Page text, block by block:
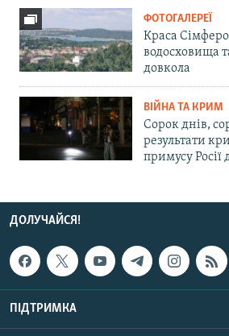
ФОТОГАЛЕРЕЇ
Краса
водосховища
довкола
ВІЙНА ТА КРИМ
Сорок днів,
результати
примусу Росії
ДОЛУЧАЙСЯ!
ПІДТРИМКА